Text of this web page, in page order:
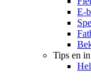
E-
Tips en